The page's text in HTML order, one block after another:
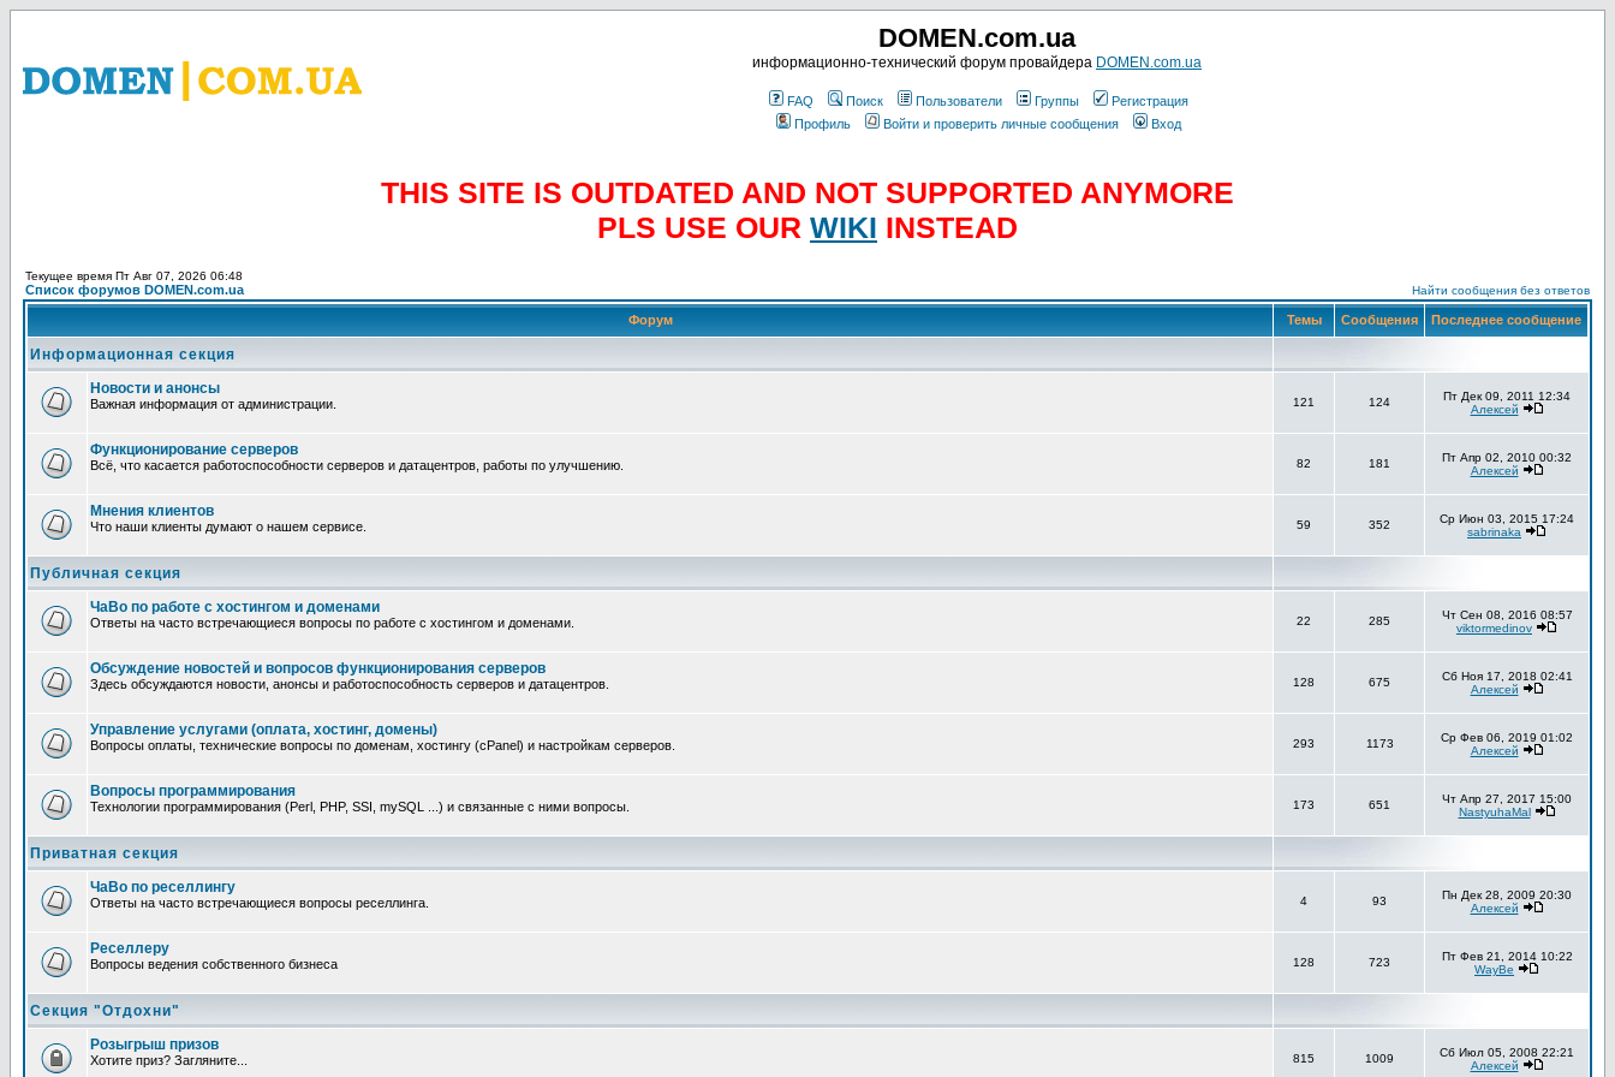
DOMEN.com.ua
информационно-технический форум провайдера DOMEN.com.ua
FAQ Поиск Пользователи Группы
Регистрация
Профиль
Войти и проверить личные сообщения Вход
THIS SITE IS OUTDATED AND NOT SUPPORTED ANYMORE
PLS USE OUR WIKI INSTEAD
Текущее время Пт Авг 07, 2026 06:48
Список форумов DOMEN.com.ua Найти сообщения без ответов
Форум Темы Сообщения Последнее сообщение
Информационная секция
Новости и анонсы
Важная информация от администрации. 121 124
Пт Дек 09, 2011 12:34
Алексей
Функционирование серверов
Всё, что касается работоспособности серверов и датацентров, работы по улучшению. 82 181
Пт Апр 02, 2010 00:32
Алексей
Мнения клиентов
Что наши клиенты думают о нашем сервисе. 59 352
Ср Июн 03, 2015 17:24
sabrinaka
Публичная секция
ЧаВо по работе с хостингом и доменами
Ответы на часто встречающиеся вопросы по работе с хостингом и доменами. 22 285
Чт Сен 08, 2016 08:57
viktormedinov
Обсуждение новостей и вопросов функционирования серверов
Здесь обсуждаются новости, анонсы и работоспособность серверов и датацентров. 128 675
Сб Ноя 17, 2018 02:41
Алексей
Управление услугами (оплата, хостинг, домены)
Вопросы оплаты, технические вопросы по доменам, хостингу (cPanel) и настройкам серверов. 293 1173
Ср Фев 06, 2019 01:02
Алексей
Вопросы программирования
Технологии программирования (Perl, PHP, SSI, mySQL ...) и связанные с ними вопросы. 173 651
Чт Апр 27, 2017 15:00
NastyuhaMal
Приватная секция
ЧаВо по реселлингу
Ответы на часто встречающиеся вопросы реселлинга. 4 93
Пн Дек 28, 2009 20:30
Алексей
Реселлеру
Вопросы ведения собственного бизнеса 128 723
Пт Фев 21, 2014 10:22
WayBe
Секция "Отдохни"
Розыгрыш призов
Хотите приз? Загляните... 815 1009
Сб Июл 05, 2008 22:21
Алексей